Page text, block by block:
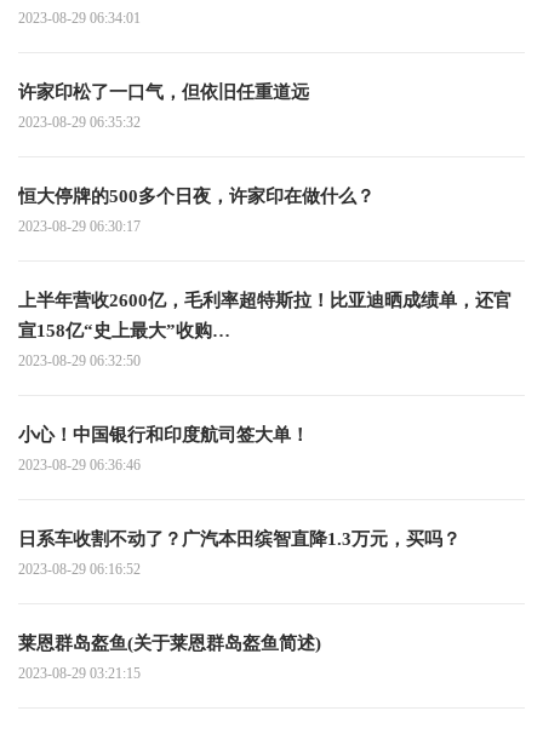
2023-08-29 06:34:01
许家印松了一口气，但依旧任重道远
2023-08-29 06:35:32
恒大停牌的500多个日夜，许家印在做什么？
2023-08-29 06:30:17
上半年营收2600亿，毛利率超特斯拉！比亚迪晒成绩单，还官
宣158亿“史上最大”收购…
2023-08-29 06:32:50
小心！中国银行和印度航司签大单！
2023-08-29 06:36:46
日系车收割不动了？广汽本田缤智直降1.3万元，买吗？
2023-08-29 06:16:52
莱恩群岛盔鱼(关于莱恩群岛盔鱼简述)
2023-08-29 03:21:15